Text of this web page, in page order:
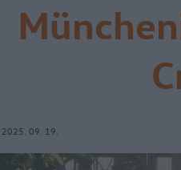
2025. 09. 19.